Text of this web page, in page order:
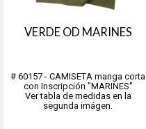
VERDE OD MARINES
# 60157 - CAMISETA manga corta
con Inscripción "MARINES"
Ver tabla de medidas en la
segunda imágen.